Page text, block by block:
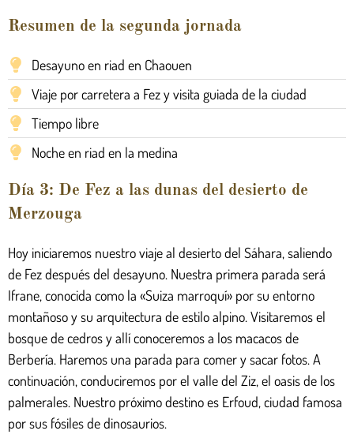
Resumen de la segunda jornada
Desayuno en riad en Chaouen
Viaje por carretera a Fez y visita guiada de la ciudad
Tiempo libre
Noche en riad en la medina
Día 3: De Fez a las dunas del desierto de
Merzouga
Hoy iniciaremos nuestro viaje al desierto del Sáhara, saliendo
de Fez después del desayuno. Nuestra primera parada será
Ifrane, conocida como la «Suiza marroquí» por su entorno
montañoso y su arquitectura de estilo alpino. Visitaremos el
bosque de cedros y allí conoceremos a los macacos de
Berbería. Haremos una parada para comer y sacar fotos. A
continuación, conduciremos por el valle del Ziz, el oasis de los
palmerales. Nuestro próximo destino es Erfoud, ciudad famosa
por sus fósiles de dinosaurios.